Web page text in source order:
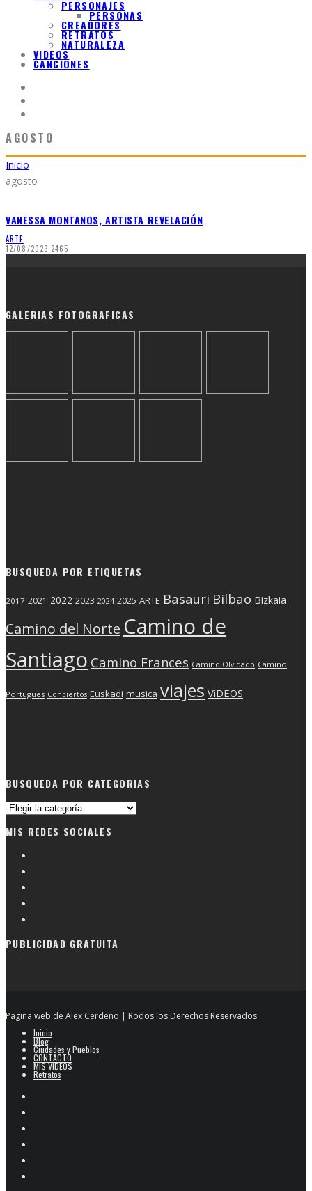
PERSONAJES
PERSONAS
CREADORES
RETRATOS
NATURALEZA
VIDEOS
CANCIONES
AGOSTO
Inicio
agosto
VANESSA MONTANOS, ARTISTA REVELACIÓN
ARTE
12/08/2023 2465
GALERIAS FOTOGRAFICAS
BUSQUEDA POR ETIQUETAS
2017 2021 2022 2023 2024 2025 ARTE Basauri Bilbao Bizkaia
Camino del Norte Camino de
Santiago Camino Frances Camino Olvidado Camino
Portugues Conciertos Euskadi musica viajes ViDEOS
BUSQUEDA POR CATEGORIAS
Busqueda
categorias
MIS REDES SOCIALES
PUBLICIDAD GRATUITA
Pagina web de Alex Cerdeño | Rodos los Derechos Reservados
Inicio
Blog
Ciudades y Pueblos
CONTACTO
MIS VIDEOS
Retratos